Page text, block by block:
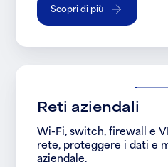
Scopri di più
Reti aziendali
Wi-Fi, switch, firewall e
rete, proteggere i dati e
aziendale.